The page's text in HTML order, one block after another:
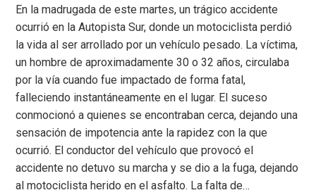
En la madrugada de este martes, un trágico accidente
ocurrió en la Autopista Sur, donde un motociclista perdió
la vida al ser arrollado por un vehículo pesado. La víctima,
un hombre de aproximadamente 30 o 32 años, circulaba
por la vía cuando fue impactado de forma fatal,
falleciendo instantáneamente en el lugar. El suceso
conmocionó a quienes se encontraban cerca, dejando una
sensación de impotencia ante la rapidez con la que
ocurrió. El conductor del vehículo que provocó el
accidente no detuvo su marcha y se dio a la fuga, dejando
al motociclista herido en el asfalto. La falta de…